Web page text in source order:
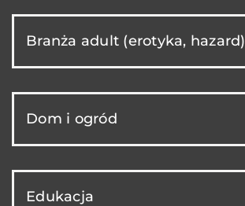
Branża adult (erotyka, hazard)
Dom i ogród
Edukacja